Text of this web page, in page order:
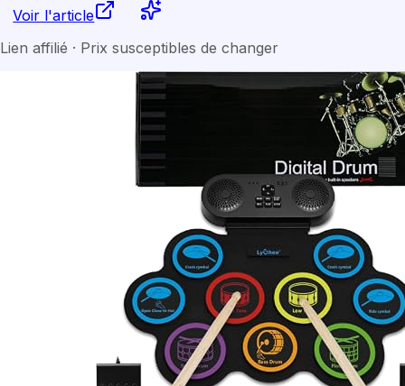
Voir l'article
Lien affilié · Prix susceptibles de changer